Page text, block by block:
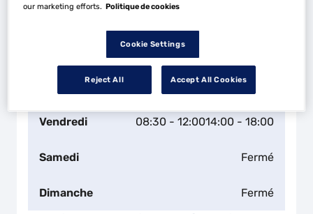
08:30 - 12:00
08:30 - 12:0014:00 - 18:00
Vendredi 08:30 - 12:0014:00 - 18:00
Samedi Fermé
Dimanche Fermé
our marketing efforts. Politique de cookies
Cookie Settings
Reject All Accept All Cookies